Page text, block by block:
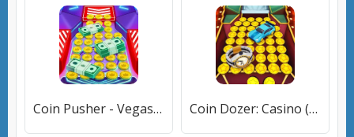
Coin Pusher - Vegas Dozer (Койн Пушер) [МОД Unlocked] APK Android Coin Dozer: Casino (Коин Дозер) [МОД Premium] APK Android